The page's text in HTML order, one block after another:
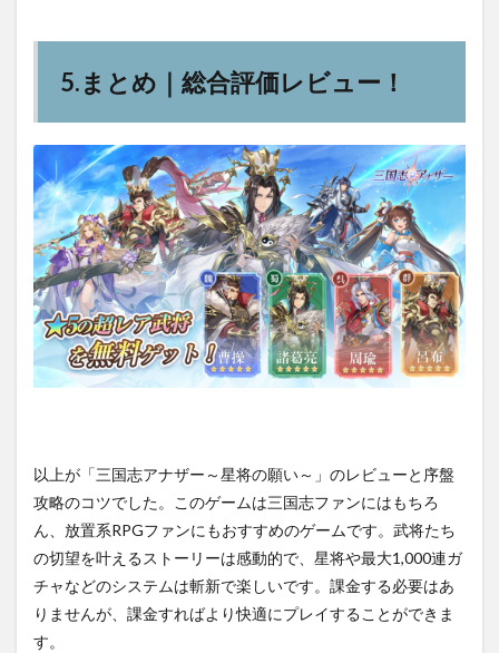
5.まとめ｜総合評価レビュー！
以上が「三国志アナザー～星将の願い～」のレビューと序盤
攻略のコツでした。このゲームは三国志ファンにはもちろ
ん、放置系RPGファンにもおすすめのゲームです。武将たち
の切望を叶えるストーリーは感動的で、星将や最大1,000連ガ
チャなどのシステムは斬新で楽しいです。課金する必要はあ
りませんが、課金すればより快適にプレイすることができま
す。